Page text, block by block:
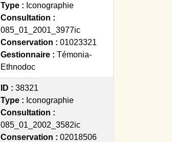
Type : Iconographie
Consultation :
085_01_2001_3977ic
Conservation : 01023321
Gestionnaire : Témonia-
Ethnodoc
ID : 38321
Type : Iconographie
Consultation :
085_01_2002_3582ic
Conservation : 02018506